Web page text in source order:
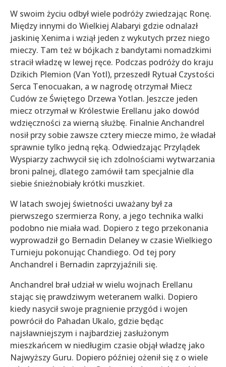
W swoim życiu odbył wiele podróży zwiedzając Ronę.
Między innymi do Wielkiej Alabaryi gdzie odnalazł
jaskinię Xenima i wziął jeden z wykutych przez niego
mieczy. Tam też w bójkach z bandytami nomadzkimi
stracił władzę w lewej ręce. Podczas podróży do kraju
Dzikich Plemion (Van Yotl), przeszedł Rytuał Czystości
Serca Tenocuakan, a w nagrodę otrzymał Miecz
Cudów ze Świętego Drzewa Yotlan. Jeszcze jeden
miecz otrzymał w Królestwie Erellanu jako dowód
wdzięczności za wierną służbę. Finalnie Anchandrel
nosił przy sobie zawsze cztery miecze mimo, że władał
sprawnie tylko jedną ręką. Odwiedzając Przylądek
Wyspiarzy zachwycił się ich zdolnościami wytwarzania
broni palnej, dlatego zamówił tam specjalnie dla
siebie śnieżnobiały krótki muszkiet.
W latach swojej świetności uważany był za
pierwszego szermierza Rony, a jego technika walki
podobno nie miała wad. Dopiero z tego przekonania
wyprowadził go Bernadin Delaney w czasie Wielkiego
Turnieju pokonując Chandiego. Od tej pory
Anchandrel i Bernadin zaprzyjaźnili się.
Anchandrel brał udział w wielu wojnach Erellanu
stając się prawdziwym weteranem walki. Dopiero
kiedy nasycił swoje pragnienie przygód i wojen
powrócił do Pahadan Ukalo, gdzie będąc
najsławniejszym i najbardziej zasłużonym
mieszkańcem w niedługim czasie objął władzę jako
Najwyższy Guru. Dopiero później ożenił się z o wiele